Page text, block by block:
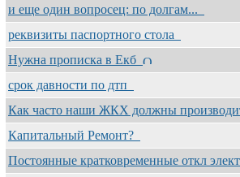
и еще один вопросец: по долгам...
реквизиты паспортного стола
Нужна прописка в Екб
срок давности по дтп
Как часто наши ЖКХ должны
Капитальный Ремонт?
Постоянные кратковременные откл